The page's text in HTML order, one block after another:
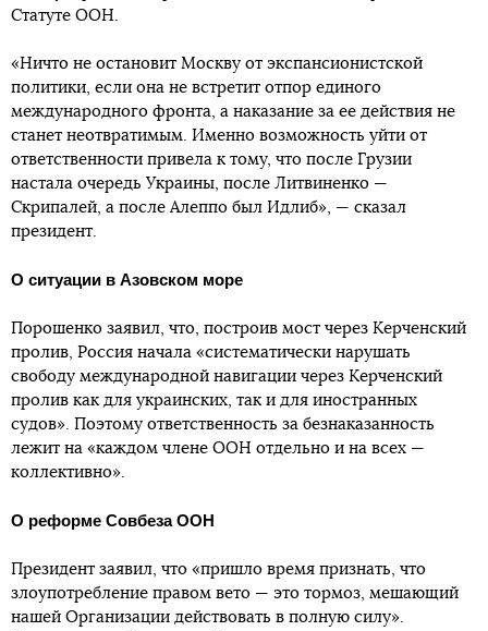
Статуте ООН.
«Ничто не остановит Москву от экспансионистской
политики, если она не встретит отпор единого
международного фронта, а наказание за ее действия не
станет неотвратимым. Именно возможность уйти от
ответственности привела к тому, что после Грузии
настала очередь Украины, после Литвиненко —
Скрипалей, а после Алеппо был Идлиб», — сказал
президент.
О ситуации в Азовском море
Порошенко заявил, что, построив мост через Керченский
пролив, Россия начала «систематически нарушать
свободу международной навигации через Керченский
пролив как для украинских, так и для иностранных
судов». Поэтому ответственность за безнаказанность
лежит на «каждом члене ООН отдельно и на всех —
коллективно».
О реформе Совбеза ООН
Президент заявил, что «пришло время признать, что
злоупотребление правом вето — это тормоз, мешающий
нашей Организации действовать в полную силу».